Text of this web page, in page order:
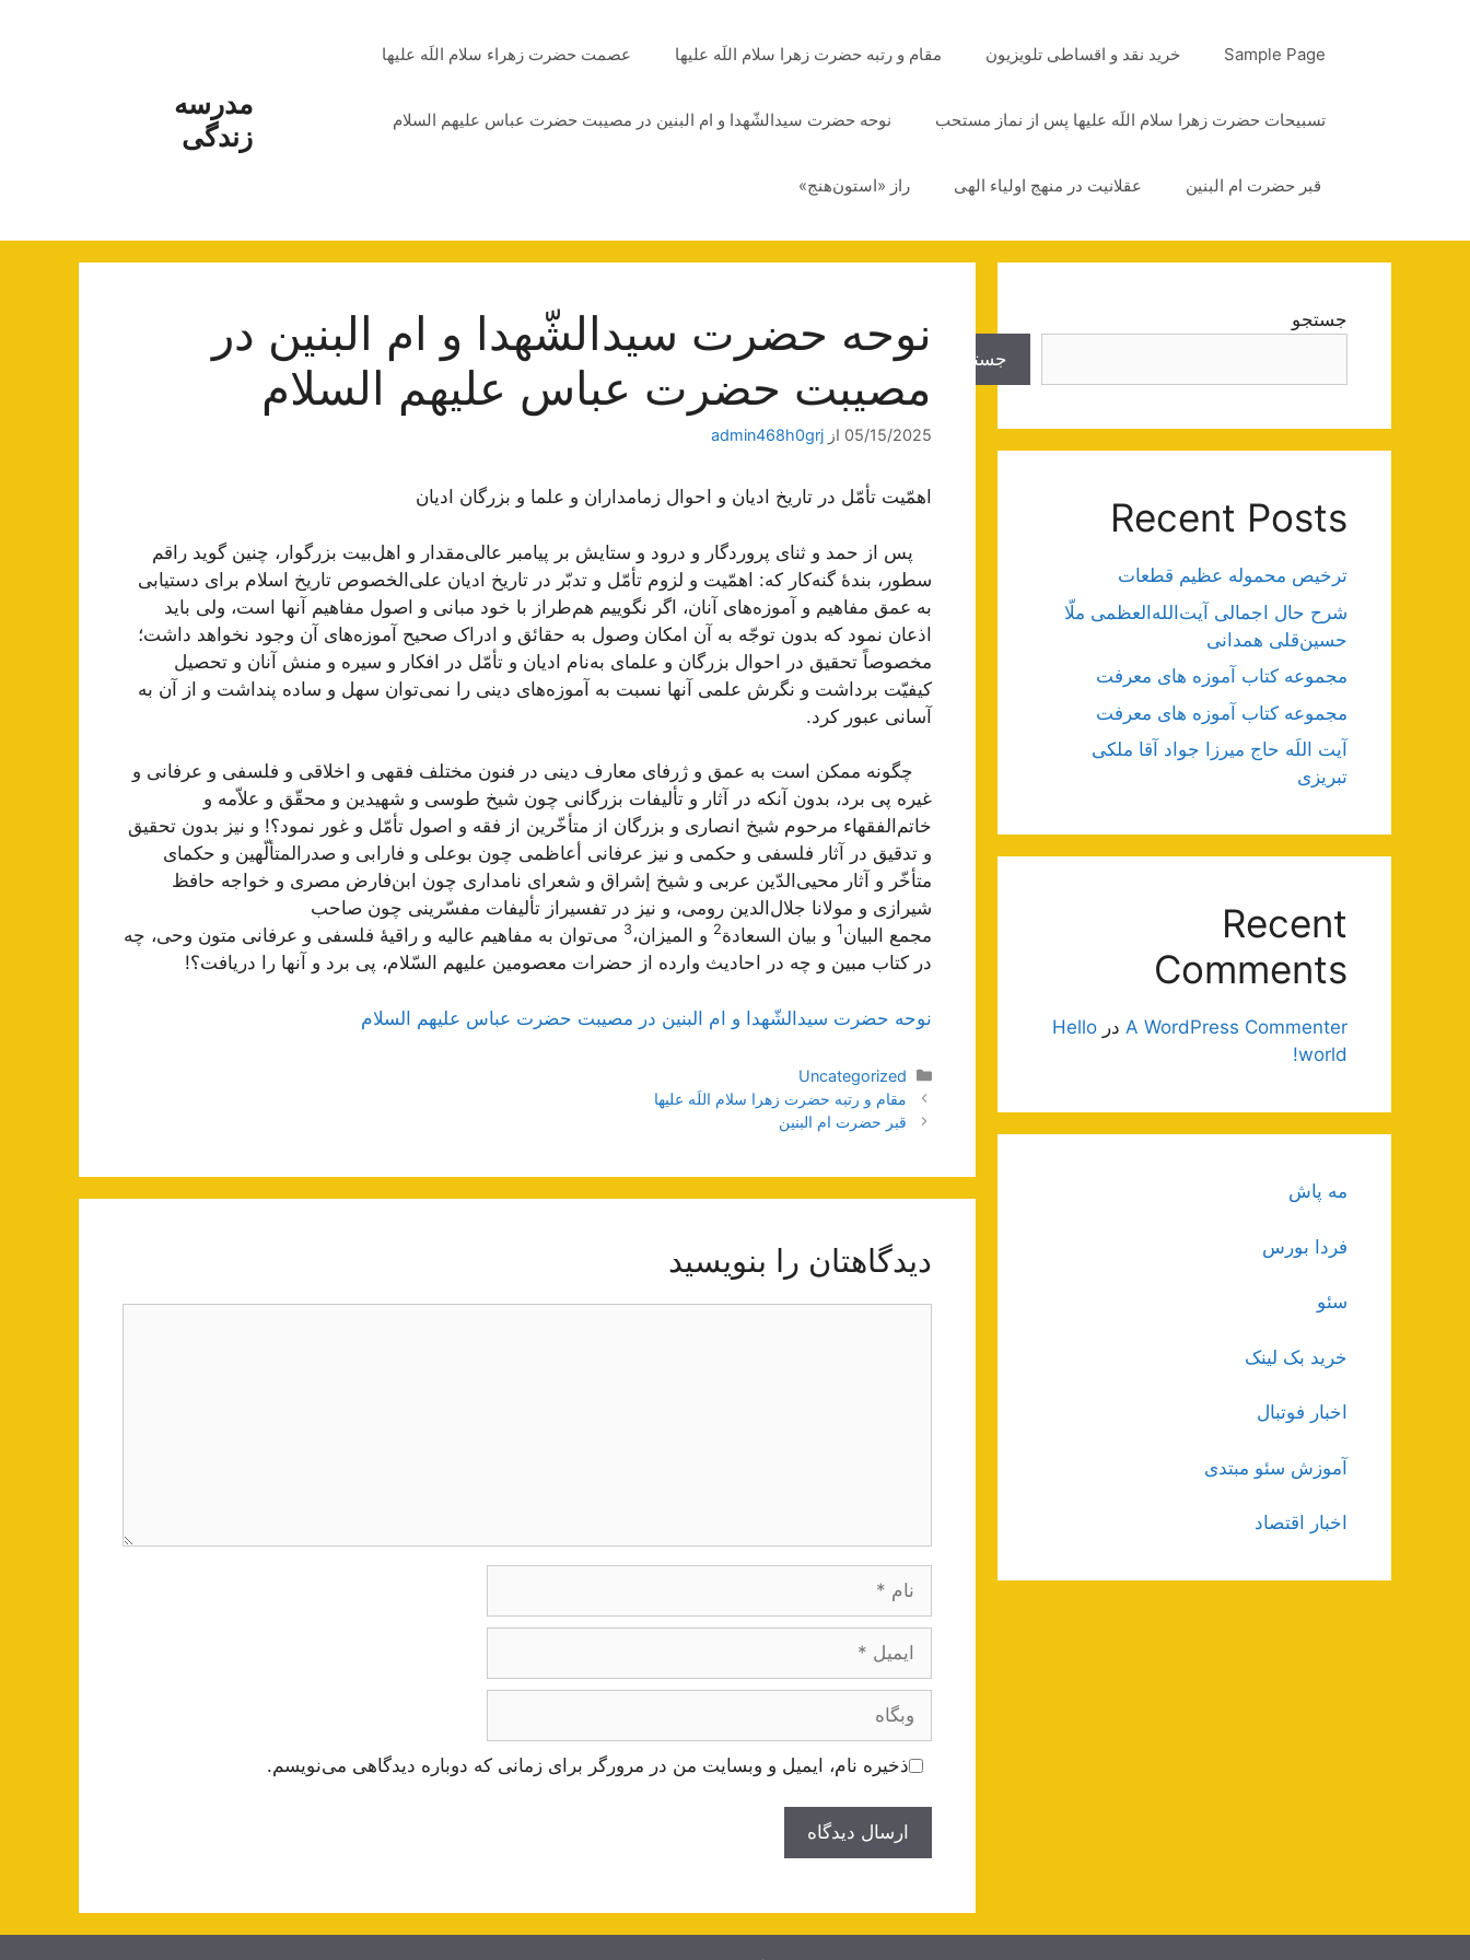
مدرسه
زندگی
Sample Page خرید نقد و اقساطی تلویزیون مقام و رتبه حضرت زهرا سلام اللَه علیها عصمت حضرت زهراء سلام اللَه علیها
تسبیحات حضرت زهرا سلام اللَه علیها پس از نماز مستحب نوحه حضرت سیدالشّهدا و ام البنین در مصیبت حضرت عباس علیهم السلام
قبر حضرت ام البنین عقلانیت در منهج اولیاء الهی راز «استون‌هنج»
نوحه حضرت سیدالشّهدا و ام البنین در
مصیبت حضرت عباس علیهم السلام
05/15/2025 از admin468h0grj
اهمّیت تأمّل در تاریخ ادیان و احوال زمامداران و علما و بزرگان ادیان
پس از حمد و ثنای پروردگار و درود و ستایش بر پیامبر عالی‌مقدار و اهل‌بیت بزرگوار، چنین گوید راقم
سطور، بندۀ گنه‌کار که: اهمّیت و لزوم تأمّل و تدبّر در تاریخ ادیان علی‌الخصوص تاریخ اسلام برای دستیابی
به عمق مفاهیم و آموزه‌های آنان، اگر نگوییم هم‌طراز با خود مبانی و اصول مفاهیم آنها است، ولی باید
اذعان نمود که بدون توجّه به آن امکان وصول به حقائق و ادراک صحیح آموزه‌های آن وجود نخواهد داشت؛
مخصوصاً تحقیق در احوال بزرگان و علمای به‌نام ادیان و تأمّل در افکار و سیره و منش آنان و تحصیل
کیفیّت برداشت و نگرش علمی آنها نسبت به آموزه‌های دینی را نمی‌توان سهل و ساده پنداشت و از آن به
آسانی عبور کرد.
چگونه ممکن است به عمق و ژرفای معارف دینی در فنون مختلف فقهی و اخلاقی و فلسفی و عرفانی و
غیره پی برد، بدون آنکه در آثار و تألیفات بزرگانی چون شیخ طوسی و شهیدین و محقّق و علاّمه و
خاتم‌الفقهاء مرحوم شیخ انصاری و بزرگان از متأخّرین از فقه و اصول تأمّل و غور نمود؟! و نیز بدون تحقیق
و تدقیق در آثار فلسفی و حکمی و نیز عرفانی أعاظمی چون بوعلی و فارابی و صدرالمتألّهین و حکمای
متأخّر و آثار محیی‌الدّین عربی و شیخ إشراق و شعرای نامداری چون ابن‌فارض مصری و خواجه حافظ
شیرازی و مولانا جلال‌الدین رومی، و نیز در تفسیراز تألیفات مفسّرینی چون صاحب
مجمع البیان1 و بیان السعادة2 و المیزان،3 می‌توان به مفاهیم عالیه و راقیۀ فلسفی و عرفانی متون وحی، چه
در کتاب مبین و چه در احادیث وارده از حضرات معصومین علیهم السّلام، پی برد و آنها را دریافت؟!
نوحه حضرت سیدالشّهدا و ام البنین در مصیبت حضرت عباس علیهم السلام
دسته‌ها
Uncategorized
ناوبری
نوشته‌ها
مقام و رتبه حضرت زهرا سلام اللَه علیها
قبر حضرت ام البنین
دیدگاهتان را بنویسید
وبگاه
ذخیره نام، ایمیل و وبسایت من در مرورگر برای زمانی که دوباره دیدگاهی می‌نویسم.
جستجو
جستجو
Recent Posts
ترخیص محموله عظیم قطعات
شرح حال اجمالی آیت‌الله‌العظمی ملّا
حسین‌قلی همدانی
مجموعه کتاب آموزه های معرفت
مجموعه کتاب آموزه های معرفت
آیت اللَه حاج میرزا جواد آقا ملکی
تبریزی
Recent
Comments
A WordPress Commenter در Hello
world!
مه پاش
فردا بورس
سئو
خرید بک لینک
اخبار فوتبال
آموزش سئو مبتدی
اخبار اقتصاد